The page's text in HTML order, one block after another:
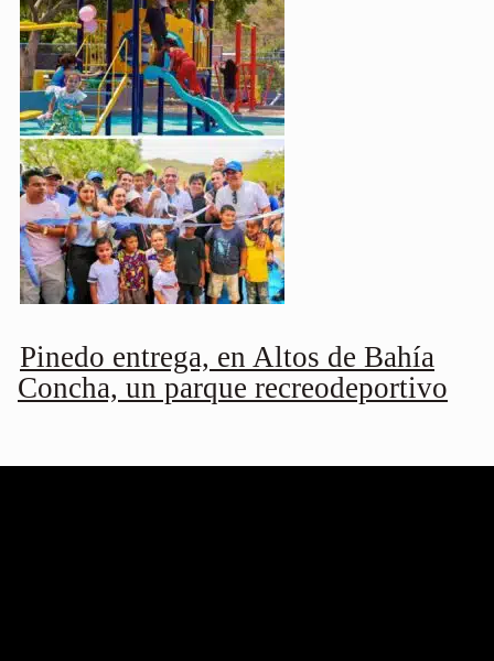
Pinedo entrega, en Altos de Bahía
Concha, un parque recreodeportivo